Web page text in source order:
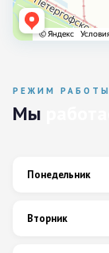
РЕЖИМ РАБОТЫ
Мы
Понедельник
Вторник